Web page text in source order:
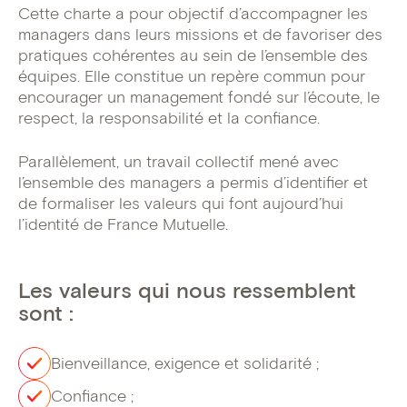
Cette charte a pour objectif d’accompagner les
managers dans leurs missions et de favoriser des
pratiques cohérentes au sein de l’ensemble des
équipes. Elle constitue un repère commun pour
encourager un management fondé sur l’écoute, le
respect, la responsabilité et la confiance.
Parallèlement, un travail collectif mené avec
l’ensemble des managers a permis d’identifier et
de formaliser les valeurs qui font aujourd’hui
l’identité de France Mutuelle.
Les valeurs qui nous ressemblent
sont :
Bienveillance, exigence et solidarité ;
Confiance ;